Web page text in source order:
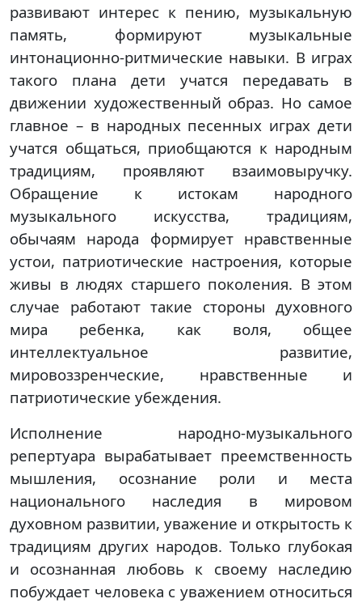
развивают интерес к пению, музыкальную
память, формируют музыкальные
интонационно-ритмические навыки. В играх
такого плана дети учатся передавать в
движении художественный образ. Но самое
главное – в народных песенных играх дети
учатся общаться, приобщаются к народным
традициям, проявляют взаимовыручку.
Обращение к истокам народного
музыкального искусства, традициям,
обычаям народа формирует нравственные
устои, патриотические настроения, которые
живы в людях старшего поколения. В этом
случае работают такие стороны духовного
мира ребенка, как воля, общее
интеллектуальное развитие,
мировоззренческие, нравственные и
патриотические убеждения.
Исполнение народно-музыкального
репертуара вырабатывает преемственность
мышления, осознание роли и места
национального наследия в мировом
духовном развитии, уважение и открытость к
традициям других народов. Только глубокая
и осознанная любовь к своему наследию
побуждает человека с уважением относиться